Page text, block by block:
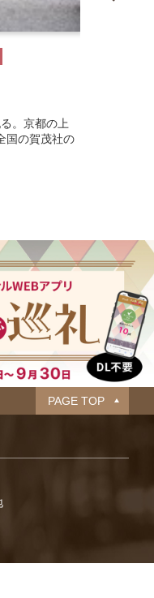
。京都の上
国の賀茂社の
PAGE TOP